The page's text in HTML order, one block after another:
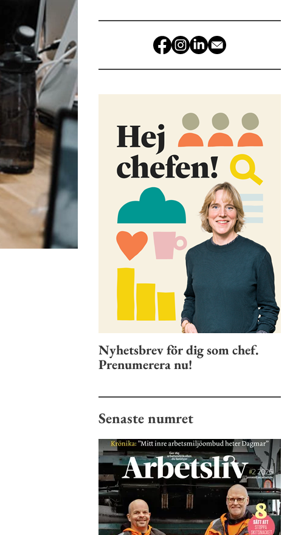
Nyhetsbrev för dig som chef.
Prenumerera nu!
Senaste numret